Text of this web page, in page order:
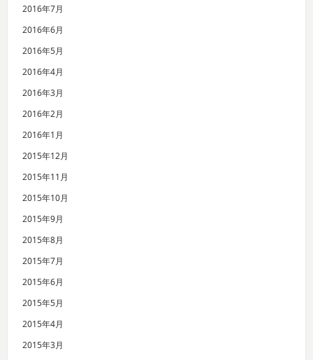
2016年7月
2016年6月
2016年5月
2016年4月
2016年3月
2016年2月
2016年1月
2015年12月
2015年11月
2015年10月
2015年9月
2015年8月
2015年7月
2015年6月
2015年5月
2015年4月
2015年3月